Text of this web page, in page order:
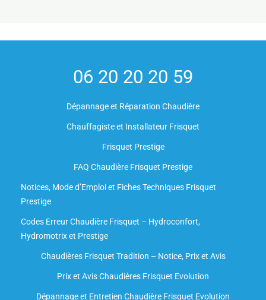
06 20 20 20 59
Dépannage et Réparation Chaudière
Chauffagiste et Installateur Frisquet
Frisquet Prestige
FAQ Chaudière Frisquet Prestige
Notices, Mode d’Emploi et Fiches Techniques Frisquet
Prestige
Codes Erreur Chaudière Frisquet – Hydroconfort,
Hydromotrix et Prestige
Chaudières Frisquet Tradition – Notice, Prix et Avis
Prix et Avis Chaudières Frisquet Evolution
Dépannage et Entretien Chaudière Frisquet Evolution​